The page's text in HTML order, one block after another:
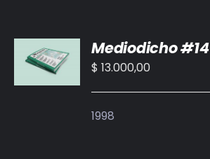
AL
CARRITO
/
Mediodicho #14
$ 13.000,00
1998